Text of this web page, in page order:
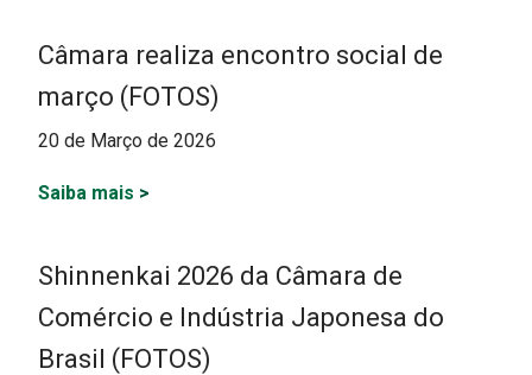
Câmara realiza encontro social de
março (FOTOS)
20 de Março de 2026
Saiba mais >
Shinnenkai 2026 da Câmara de
Comércio e Indústria Japonesa do
Brasil (FOTOS)